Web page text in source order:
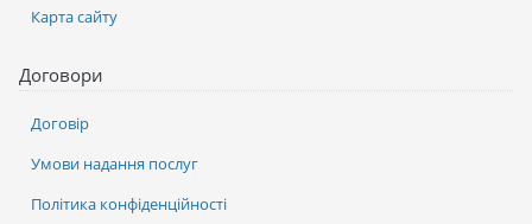
Карта сайту
Договори
Договір
Умови надання послуг
Політика конфіденційності